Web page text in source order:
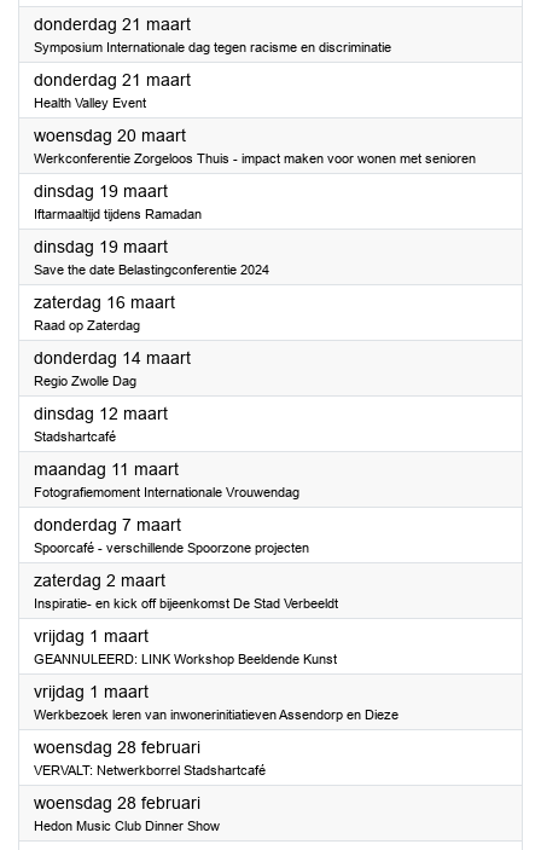
donderdag 21 maart2024
Symposium Internationale dag tegen racisme en discriminatie
donderdag 21 maart2024
Health Valley Event
woensdag 20 maart2024
Werkconferentie Zorgeloos Thuis - impact maken voor wonen met senioren
dinsdag 19 maart2024
Iftarmaaltijd tijdens Ramadan
dinsdag 19 maart2024
Save the date Belastingconferentie 2024
zaterdag 16 maart2024
Raad op Zaterdag
donderdag 14 maart2024
Regio Zwolle Dag
dinsdag 12 maart2024
Stadshartcafé
maandag 11 maart2024
Fotografiemoment Internationale Vrouwendag
donderdag 7 maart2024
Spoorcafé - verschillende Spoorzone projecten
zaterdag 2 maart2024
Inspiratie- en kick off bijeenkomst De Stad Verbeeldt
vrijdag 1 maart2024
GEANNULEERD: LINK Workshop Beeldende Kunst
vrijdag 1 maart2024
Werkbezoek leren van inwonerinitiatieven Assendorp en Dieze
woensdag 28 februari2024
VERVALT: Netwerkborrel Stadshartcafé
woensdag 28 februari2024
Hedon Music Club Dinner Show